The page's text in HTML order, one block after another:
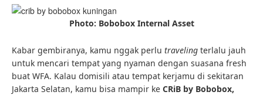
Photo: Bobobox Internal Asset
Kabar gembiranya, kamu nggak perlu traveling terlalu jauh
untuk mencari tempat yang nyaman dengan suasana fresh
buat WFA. Kalau domisili atau tempat kerjamu di sekitaran
Jakarta Selatan, kamu bisa mampir ke CRiB by Bobobox,